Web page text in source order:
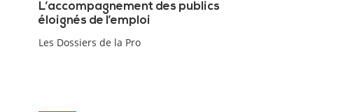
L’accompagnement des publics
éloignés de l’emploi
Les Dossiers de la Pro